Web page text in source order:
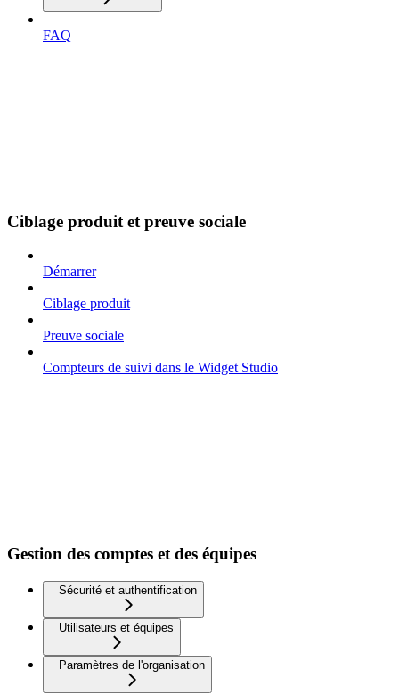
FAQ
Ciblage produit et preuve sociale
Démarrer
Ciblage produit
Preuve sociale
Compteurs de suivi dans le Widget Studio
Gestion des comptes et des équipes
Sécurité et authentification
Utilisateurs et équipes
Paramètres de l'organisation